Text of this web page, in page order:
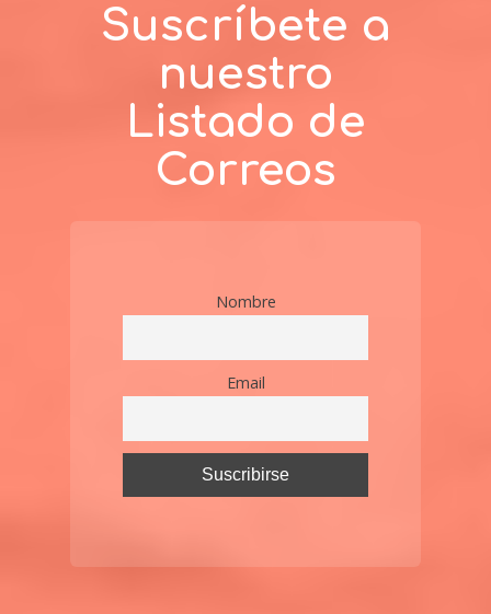
Suscríbete a
nuestro
Listado de
Correos
Nombre
Email